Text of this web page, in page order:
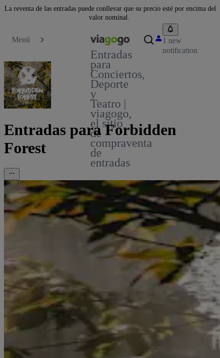
La reventa de las entradas puede conllevar que su precio esté por encima del
valor nominal.
Menú
Entradas
para
Conciertos,
Deporte
y
Teatro |
viagogo,
el sitio
de
compraventa
de
entradas
1 new
notification
Entradas para Forbidden
Forest